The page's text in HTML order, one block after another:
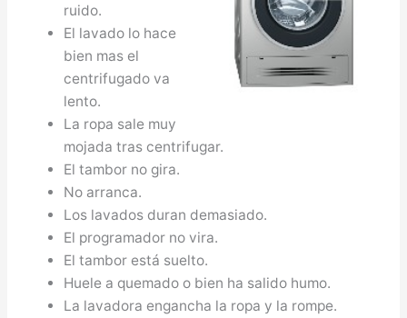
ruido.
El lavado lo hace
bien mas el
centrifugado va
lento.
La ropa sale muy
mojada tras centrifugar.
El tambor no gira.
No arranca.
Los lavados duran demasiado.
El programador no vira.
El tambor está suelto.
Huele a quemado o bien ha salido humo.
La lavadora engancha la ropa y la rompe.